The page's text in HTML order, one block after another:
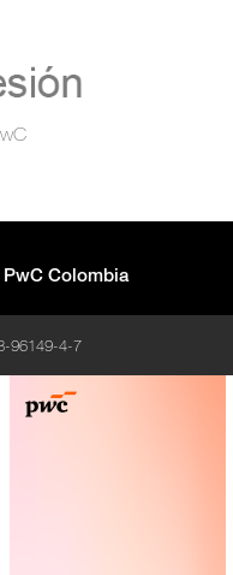
PwC Colombia
96149-4-7